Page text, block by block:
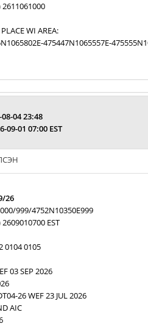
2611061000
WI AREA:
475447N1065557E-
04 23:48
09-01 07:00 EST
26
999/4752N10350E999
EST
0104 0105
03 SEP 2026
26 WEF 23 JUL 2026
AIC